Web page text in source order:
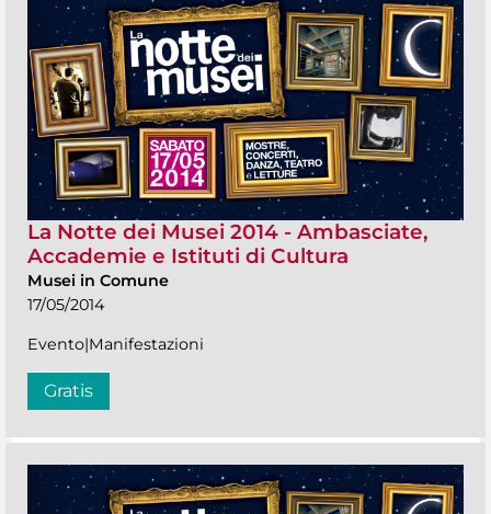
La Notte dei Musei 2014 - Ambasciate,
Accademie e Istituti di Cultura
Musei in Comune
17/05/2014
Evento|Manifestazioni
Gratis